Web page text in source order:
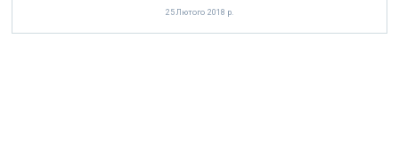
25 Лютого 2018 р.